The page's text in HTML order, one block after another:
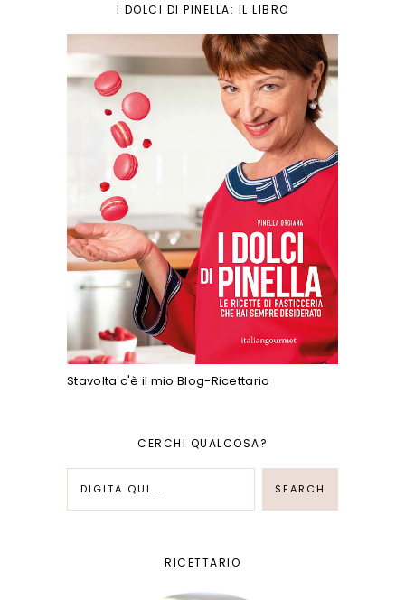
I DOLCI DI PINELLA: IL LIBRO
Stavolta c'è il mio Blog-Ricettario
CERCHI QUALCOSA?
RICETTARIO